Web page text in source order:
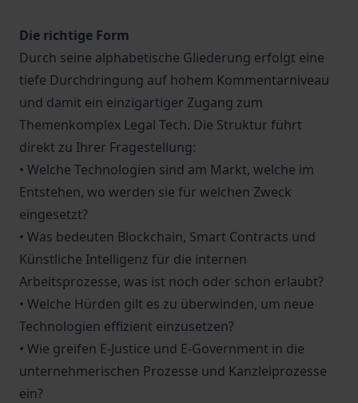
Die richtige Form
Durch seine alphabetische Gliederung erfolgt eine
tiefe Durchdringung auf hohem Kommentarniveau
und damit ein einzigartiger Zugang zum
Themenkomplex Legal Tech. Die Struktur führt
direkt zu Ihrer Fragestellung:
• Welche Technologien sind am Markt, welche im
Entstehen, wo werden sie für welchen Zweck
eingesetzt?
• Was bedeuten Blockchain, Smart Contracts und
Künstliche Intelligenz für die internen
Arbeitsprozesse, was ist noch oder schon erlaubt?
• Welche Hürden gilt es zu überwinden, um neue
Technologien effizient einzusetzen?
• Wie greifen E-Justice und E-Government in die
unternehmerischen Prozesse und Kanzleiprozesse
ein?